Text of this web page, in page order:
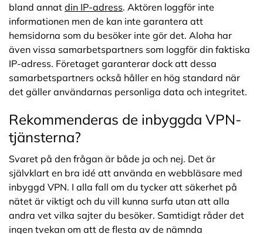
bland annat din IP-adress. Aktören loggför inte
informationen men de kan inte garantera att
hemsidorna som du besöker inte gör det. Aloha har
även vissa samarbetspartners som loggför din faktiska
IP-adress. Företaget garanterar dock att dessa
samarbetspartners också håller en hög standard när
det gäller användarnas personliga data och integritet.
Rekommenderas de inbyggda VPN-
tjänsterna?
Svaret på den frågan är både ja och nej. Det är
självklart en bra idé att använda en webbläsare med
inbyggd VPN. I alla fall om du tycker att säkerhet på
nätet är viktigt och du vill kunna surfa utan att alla
andra vet vilka sajter du besöker. Samtidigt råder det
ingen tvekan om att de flesta av de nämnda